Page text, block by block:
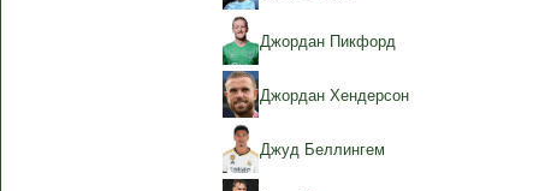
Джордан Пикфорд
Джордан Хендерсон
Джуд Беллингем